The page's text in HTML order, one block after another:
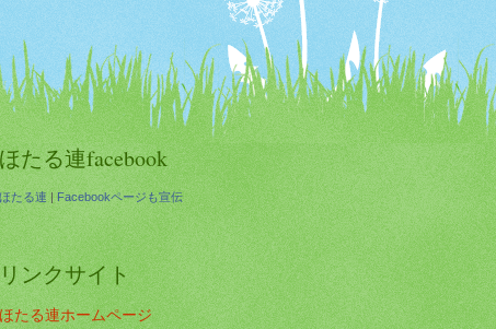
ほたる連facebook
ほたる連|Facebookページも宣伝
リンクサイト
ほたる連ホームページ